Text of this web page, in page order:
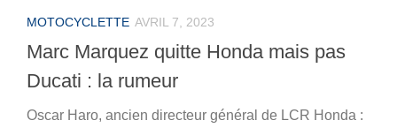
MOTOCYCLETTE AVRIL 7, 2023
Marc Marquez quitte Honda mais pas
Ducati : la rumeur
Oscar Haro, ancien directeur général de LCR Honda :